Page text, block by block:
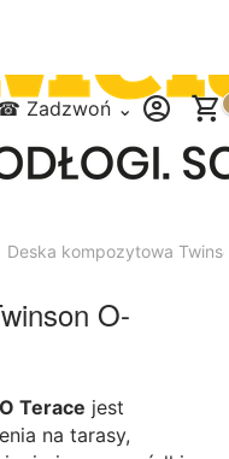
Zadzwoń ⌄
Deska kompozytowa
O-
Terace jest
na tarasy,